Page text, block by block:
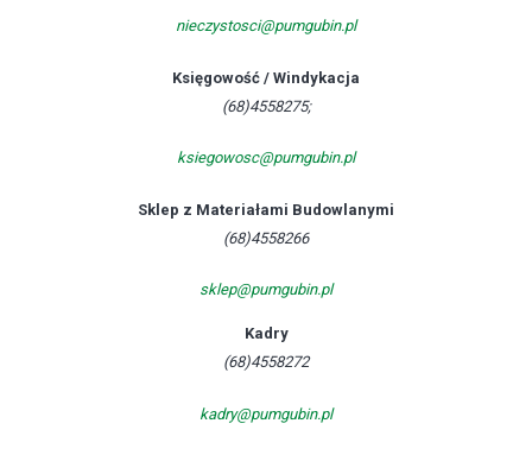
nieczystosci@pumgubin.pl
Księgowość / Windykacja
(68)4558275;
ksiegowosc@pumgubin.pl
Sklep z Materiałami Budowlanymi
(68)4558266
sklep@pumgubin.pl
Kadry
(68)4558272
kadry@pumgubin.pl